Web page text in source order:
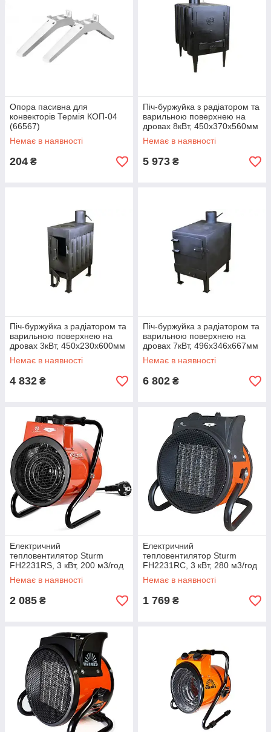
Опора пасивна для
конвекторів Термія КОП-04
(66567)
Немає в наявності
204 ₴
Піч-буржуйка з радіатором та
варильною поверхнею на
дровах 8кВт, 450х370х560мм
СИЛА (13892)
Немає в наявності
5 973 ₴
Піч-буржуйка з радіатором та
варильною поверхнею на
дровах 3кВт, 450х230х600мм
СИЛА (13893)
Немає в наявності
4 832 ₴
Піч-буржуйка з радіатором та
варильною поверхнею на
дровах 7кВт, 496х346х667мм
СИЛА (13894)
Немає в наявності
6 802 ₴
Електричний
тепловентилятор Sturm
FH2231RS, 3 кВт, 200 м3/год
Немає в наявності
2 085 ₴
Електричний
тепловентилятор Sturm
FH2231RC, 3 кВт, 280 м3/год
Немає в наявності
1 769 ₴